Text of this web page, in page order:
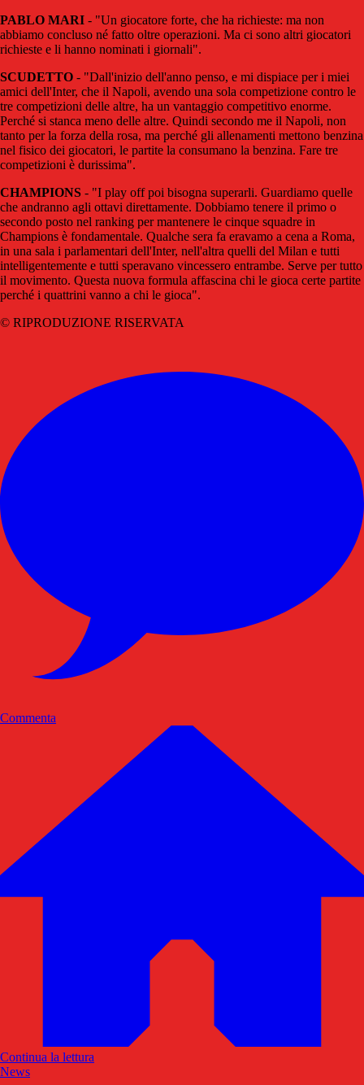
PABLO MARI - "Un giocatore forte, che ha richieste: ma non
abbiamo concluso né fatto oltre operazioni. Ma ci sono altri giocatori
richieste e li hanno nominati i giornali".
SCUDETTO - "Dall'inizio dell'anno penso, e mi dispiace per i miei
amici dell'Inter, che il Napoli, avendo una sola competizione contro le
tre competizioni delle altre, ha un vantaggio competitivo enorme.
Perché si stanca meno delle altre. Quindi secondo me il Napoli, non
tanto per la forza della rosa, ma perché gli allenamenti mettono benzina
nel fisico dei giocatori, le partite la consumano la benzina. Fare tre
competizioni è durissima".
CHAMPIONS - "I play off poi bisogna superarli. Guardiamo quelle
che andranno agli ottavi direttamente. Dobbiamo tenere il primo o
secondo posto nel ranking per mantenere le cinque squadre in
Champions è fondamentale. Qualche sera fa eravamo a cena a Roma,
in una sala i parlamentari dell'Inter, nell'altra quelli del Milan e tutti
intelligentemente e tutti speravano vincessero entrambe. Serve per tutto
il movimento. Questa nuova formula affascina chi le gioca certe partite
perché i quattrini vanno a chi le gioca".
© RIPRODUZIONE RISERVATA
Commenta
Continua la lettura
News